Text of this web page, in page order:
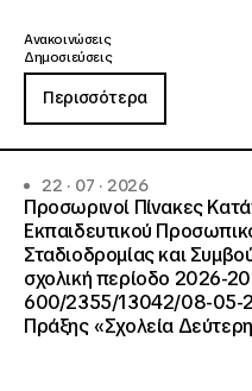
Ανακοινώσεις
Δημοσιεύσεις
Περισσότερα
22 · 07 · 2026
Προσωρινοί Πίνακες
Εκπαιδευτικού
Σταδιοδρομίας και
σχολική περίοδο 2026-
600/2355/13042/08-05-
Πράξης «Σχολεία